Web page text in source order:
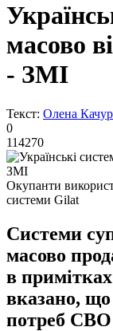
масово
- ЗМІ
Текст: Олена
0
114270
Окупанти
системи Gilat
Системи
масово
в
вказано,
потреб